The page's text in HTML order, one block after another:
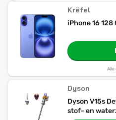
Krëfel
iPhone 16
Alle
Dyson
Dyson V15s
stof- en